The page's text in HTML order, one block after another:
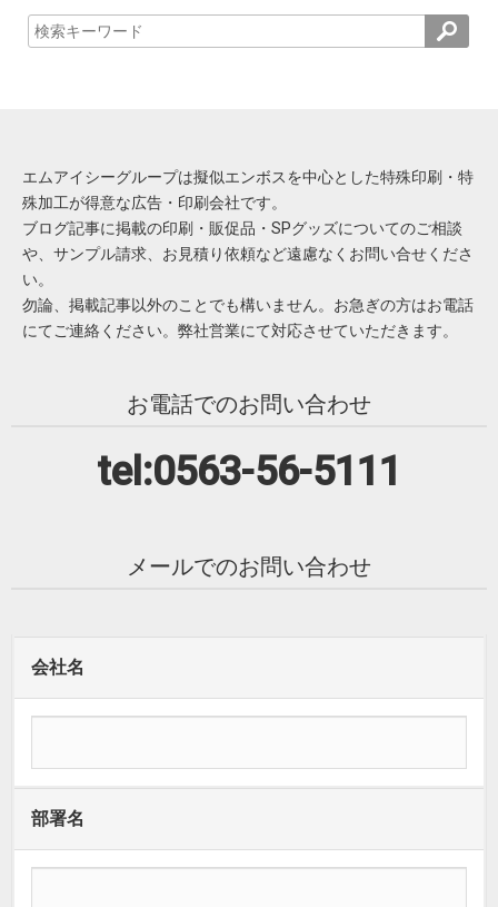
エムアイシーグループは擬似エンボスを中心とした特殊印刷・特
殊加工が得意な広告・印刷会社です。
ブログ記事に掲載の印刷・販促品・SPグッズについてのご相談
や、サンプル請求、お見積り依頼など遠慮なくお問い合せくださ
い。
勿論、掲載記事以外のことでも構いません。お急ぎの方はお電話
にてご連絡ください。弊社営業にて対応させていただきます。
お電話でのお問い合わせ
tel:0563-56-5111
メールでのお問い合わせ
会社名
部署名